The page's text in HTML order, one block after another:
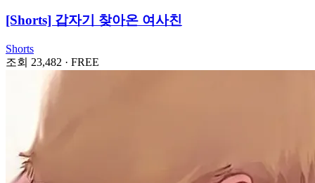
[Shorts] 갑자기 찾아온 여사친
Shorts
조회 23,482 · FREE